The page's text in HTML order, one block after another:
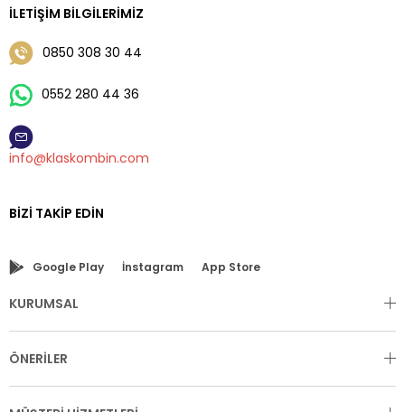
İLETIŞIM BILGILERIMIZ
0850 308 30 44
0552 280 44 36
info@klaskombin.com
BIZI TAKIP EDIN
Google Play İnstagram App Store
KURUMSAL
ÖNERİLER